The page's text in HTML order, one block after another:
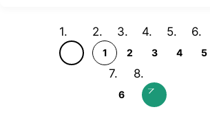
1 2 3 4 5
6